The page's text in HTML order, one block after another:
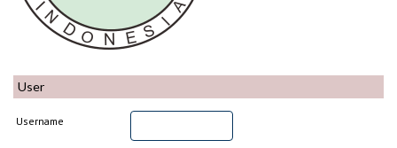
User
Username